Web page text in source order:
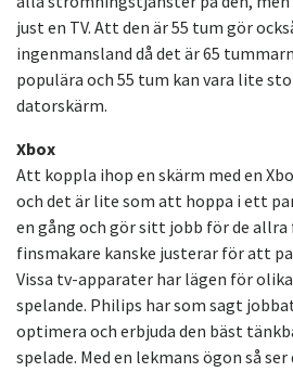
just en TV. Att den är 55 tum gör
ingenmansland då det är 65
populära och 55 tum kan vara lite
datorskärm.
Xbox
Att koppla ihop en skärm med en
och det är lite som att hoppa i ett
en gång och gör sitt jobb för de allra
finsmakare kanske justerar för att
Vissa tv-apparater har lägen för
spelande. Philips har som sagt
optimera och erbjuda den bäst
spelade. Med en lekmans ögon så